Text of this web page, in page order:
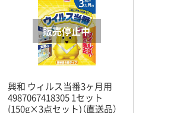
興和 ウィルス当番3ヶ月用
4987067418305 1セット
(150g×3点セット)（直送品）